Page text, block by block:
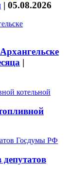
| 05.08.2026
|